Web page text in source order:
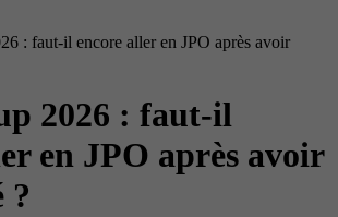
: faut-il encore aller en JPO après avoir
2026 : faut-il
en JPO après avoir
?